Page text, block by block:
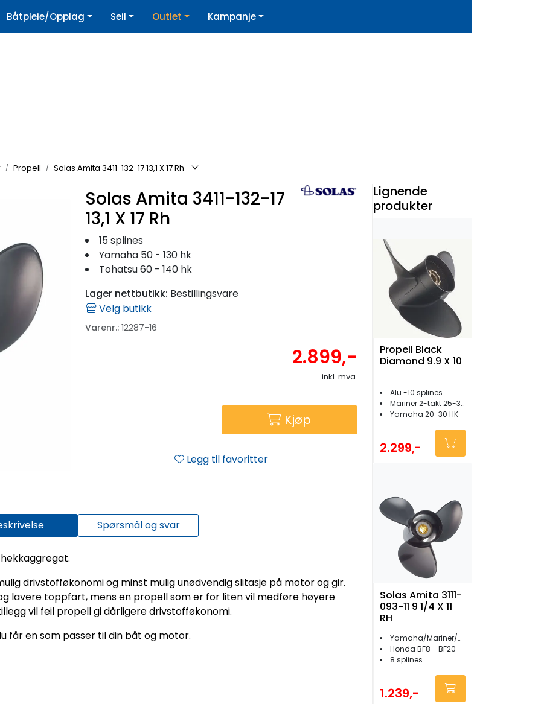
| Nyhetsbrev
Båtpleie/Opplag Seil Outlet Kampanje
Propell Solas Amita 3411-132-17 13,1 X 17 Rh
Solas Amita 3411-132-17
13,1 X 17 Rh
15 splines
Yamaha 50 - 130 hk
Tohatsu 60 - 140 hk
Lager nettbutikk: Bestillingsvare
Velg butikk
Varenr.: 12287-16
2.899,-
inkl. mva.
Kjøp
Legg til favoritter
Spørsmål og svar
drivstofføkonomi og minst mulig unødvendig slitasje på motor og gir.
lavere toppfart, mens en propell som er for liten vil medføre høyere
vil feil propell gi dårligere drivstofføkonomi.
får en som passer til din båt og motor.
Lignende
produkter
Propell Black
Diamond 9.9 X 10
Alu.-10 splines
Mariner 2-takt 25-30 HK
Yamaha 20-30 HK
2.299,-
Solas Amita 3111-
093-11 9 1/4 X 11
RH
Yamaha/Mariner/Mercury 8 - 20 hk
Honda BF8 - BF20
8 splines
1.239,-